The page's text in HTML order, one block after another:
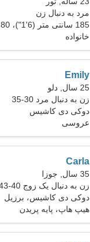
مرد به دنبال زن
185 سانتی متر (6'1")، 80
کیلوگرم (176 پوند)
خانواده
Emily
25 سال, دلو
زن به دنبال مرد 30-35
دوکی دی کاشیس
عروسی
Carla
35 سال, جوزا
زن به دنبال یک زوج 40-43
دوکی دی کاشیس، برزیل
هیپ هاپ، پایه پریدن